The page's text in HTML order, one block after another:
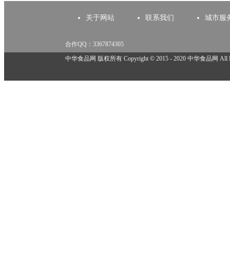
关于网站 联系我们 城市服
合作QQ：3367874305
举报邮箱：918825737@qq.com
中华食品网 版权所有 Copyright © 2015 - 2020 中华食品网 All